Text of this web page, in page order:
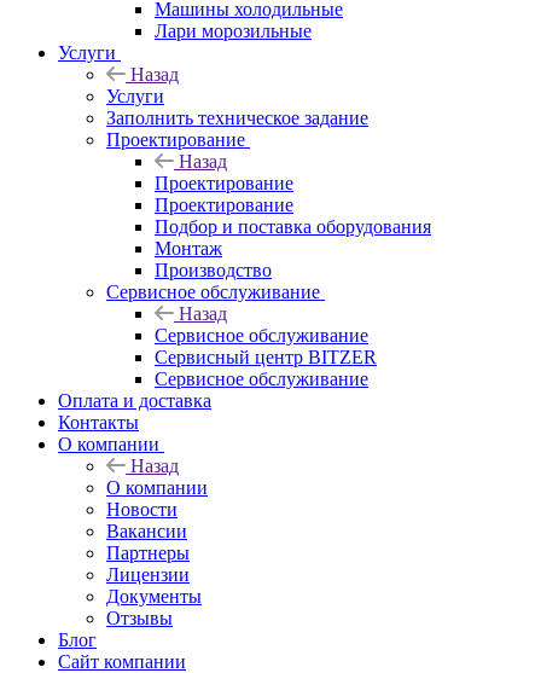
Машины холодильные
Лари морозильные
Услуги
Назад
Услуги
Заполнить техническое задание
Проектирование
Назад
Проектирование
Проектирование
Подбор и поставка оборудования
Монтаж
Производство
Сервисное обслуживание
Назад
Сервисное обслуживание
Сервисный центр BITZER
Сервисное обслуживание
Оплата и доставка
Контакты
О компании
Назад
О компании
Новости
Вакансии
Партнеры
Лицензии
Документы
Отзывы
Блог
Сайт компании